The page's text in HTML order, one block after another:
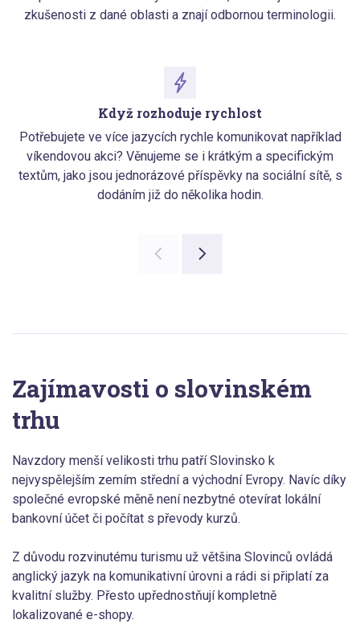
zkušenosti z dané oblasti a znají odbornou terminologii.
Když rozhoduje rychlost
Potřebujete ve více jazycích rychle komunikovat například
víkendovou akci? Věnujeme se i krátkým a specifickým
textům, jako jsou jednorázové příspěvky na sociální sítě, s
dodáním již do několika hodin.
Zajímavosti o slovinském
trhu
Navzdory menší velikosti trhu patří Slovinsko k
nejvyspělejším zemím střední a východní Evropy. Navíc díky
společné evropské měně není nezbytné otevírat lokální
bankovní účet či počítat s převody kurzů.
Z důvodu rozvinutému turismu už většina Slovinců ovládá
anglický jazyk na komunikativní úrovni a rádi si připlatí za
kvalitní služby. Přesto upřednostňují kompletně
lokalizované e-shopy.